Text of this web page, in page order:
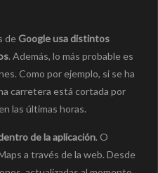
deGoogle usa distintos
. Además, lo más probable es
Como por ejemplo, si se ha
carretera está cortada por
las últimas horas.
de la aplicación. O
a través de la web. Desde